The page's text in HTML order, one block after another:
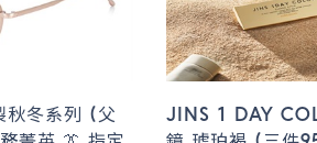
秋冬系列 (父
JINS 1 DAY